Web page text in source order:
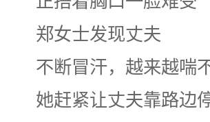
郑女士发现丈夫
不断冒汗，越来越喘
她赶紧让丈夫靠路边